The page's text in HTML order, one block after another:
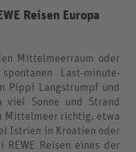
Reisen Europa
Mittelmeerraum oder
Last-minute-
Pippi Langstrumpf und
viel Sonne und Strand
Mittelmeer richtig, etwa
Istrien in Kroatien oder
REWE Reisen eines der